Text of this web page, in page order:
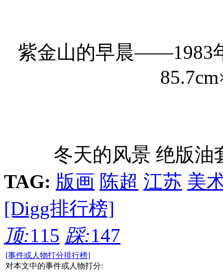
紫金山的早晨——1983
冬天的风景 绝版油
TAG: 版画 陈超 江苏 美
[Digg排行榜]
顶:115 踩:147
[事件或人物打分排行榜]
对本文中的事件或人物打分: